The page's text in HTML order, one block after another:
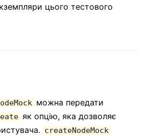
цього тестового
можна передати
як опцію, яка дозволяє
createNodeMock